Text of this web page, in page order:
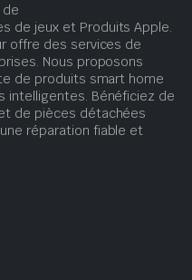
de
de jeux et Produits Apple.
offre des services de
Nous proposons
de produits smart home
intelligentes. Bénéficiez de
de pièces détachées
réparation fiable et